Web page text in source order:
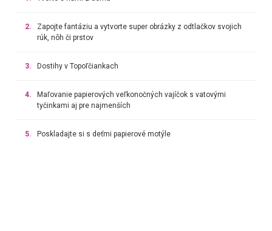
2.
Zapojte fantáziu a vytvorte super obrázky z odtlačkov svojich
rúk, nôh či prstov
3. Dostihy v Topoľčiankach
4.
Maľovanie papierových veľkonočných vajíčok s vatovými
tyčinkami aj pre najmenších
5. Poskladajte si s deťmi papierové motýle